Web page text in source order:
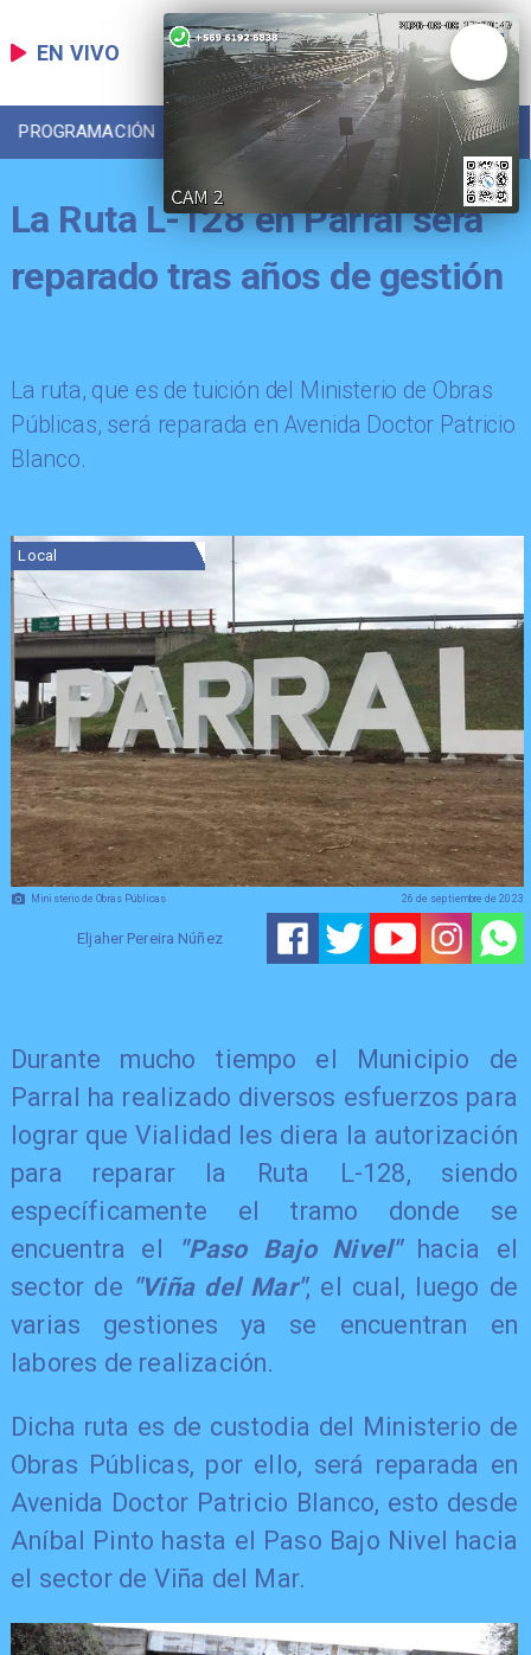
EN VIVO
PROGRAMACIÓN LOCAL DEPORTES
La Ruta L-128 en Parral será
reparado tras años de gestión
La ruta, que es de tuición del Ministerio de Obras
Públicas, será reparada en Avenida Doctor Patricio
Blanco.
Ministerio de Obras Públicas
Local
Eljaher Pereira Núñez
26 de septiembre de 2023
Durante mucho tiempo el Municipio de
Parral ha realizado diversos esfuerzos para
lograr que Vialidad les diera la autorización
para reparar la Ruta L-128, siendo
específicamente el tramo donde se
encuentra el
"Paso Bajo Nivel"hacia el
sector de "Viña del Mar", el cual, luego de
varias gestiones ya se encuentran en
labores de realización.
Dicha ruta es de custodia del Ministerio de
Obras Públicas, por ello, será reparada en
Avenida Doctor Patricio Blanco, esto desde
Aníbal Pinto hasta el Paso Bajo Nivel hacia
el sector de Viña del Mar.